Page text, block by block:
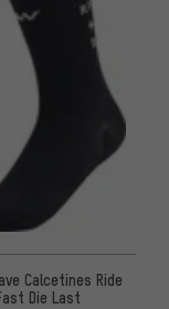
Calcetines Ride
Die Last